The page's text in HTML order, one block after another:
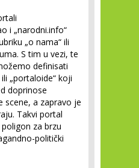
i „narodni.info“
„o nama“ ili
S tim u vezi, te
definisati
„portaloide“ koji
doprinose
scene, a zapravo je
Takvi portal
za brzu
politički